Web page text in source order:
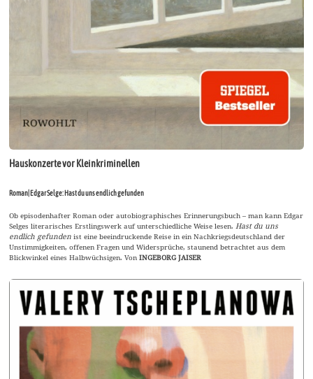
Hauskonzerte vor Kleinkriminellen
Roman| Edgar Selge: Hast du uns endlich gefunden
Ob episodenhafter Roman oder autobiographisches Erinnerungsbuch – man kann Edgar
Selges literarisches Erstlingswerk auf unterschiedliche Weise lesen. Hast du uns
endlich gefundenist eine beeindruckende Reise in ein Nachkriegsdeutschland der
Unstimmigkeiten, offenen Fragen und Widersprüche, staunend betrachtet aus dem
Blickwinkel eines Halbwüchsigen. VonINGEBORG JAISER